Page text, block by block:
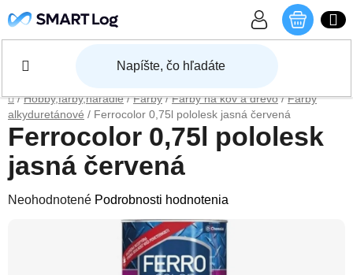
Domov
/ Hobby,farby,náradie / Farby / Farby na kov a drevo / Farby
alkyduretánové / Ferrocolor 0,75l pololesk jasná červená
Ferrocolor 0,75l pololesk
jasná červená
Priemerné hodnotenie produktu je 0,0 z 5 hviezdičiek.
Neohodnotené Podrobnosti hodnotenia